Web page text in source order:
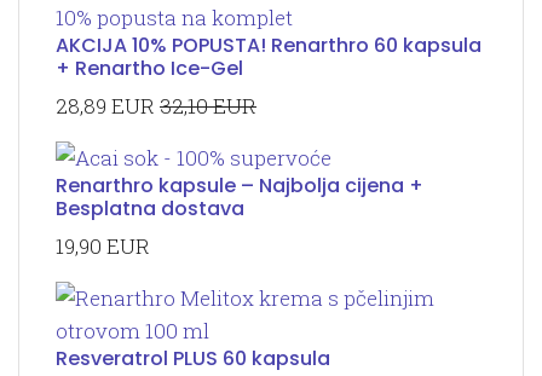
AKCIJA 10% POPUSTA! Renarthro 60 kapsula
+ Renartho Ice-Gel
28,89 EUR 32,10 EUR
Renarthro kapsule – Najbolja cijena +
Besplatna dostava
19,90 EUR
Resveratrol PLUS 60 kapsula